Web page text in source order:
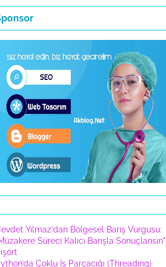
Yılmaz'dan Bölgesel Barış Vurgusu:
Süreci Kalıcı Barışla Sonuçlansın"
Çoklu İş Parçacığı (Threading)